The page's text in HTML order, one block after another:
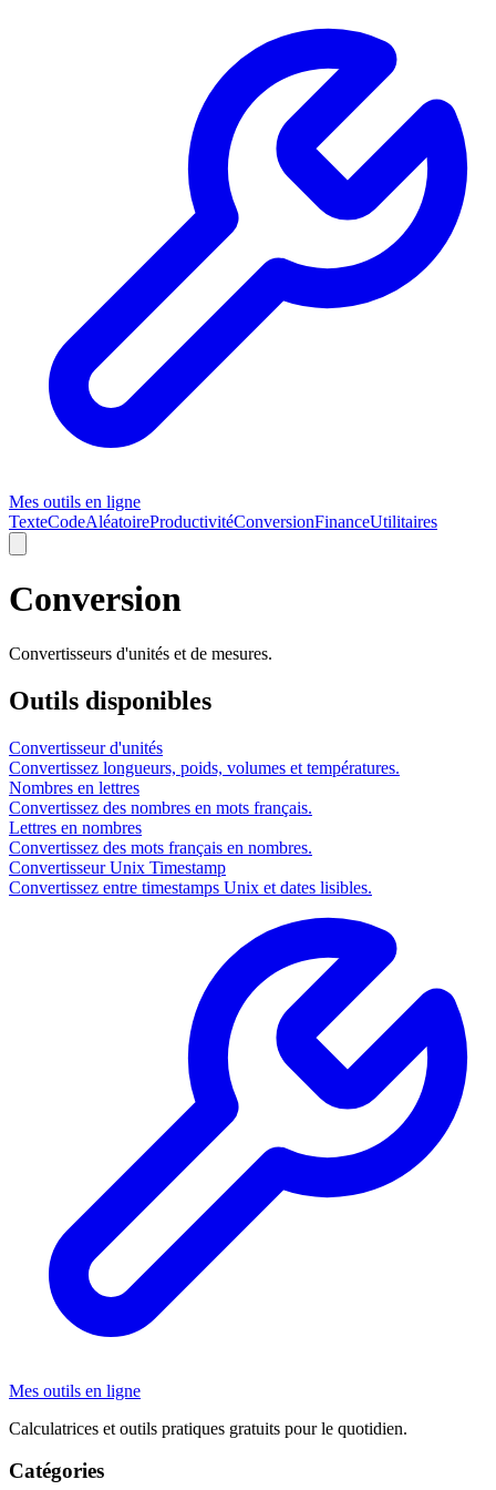
Mes outils en ligne
TexteCodeAléatoireProductivitéConversionFinanceUtilitaires
Conversion
Convertisseurs d'unités et de mesures.
Outils disponibles
Convertisseur d'unités
Convertissez longueurs, poids, volumes et températures.
Nombres en lettres
Convertissez des nombres en mots français.
Lettres en nombres
Convertissez des mots français en nombres.
Convertisseur Unix Timestamp
Convertissez entre timestamps Unix et dates lisibles.
Mes outils en ligne
Calculatrices et outils pratiques gratuits pour le quotidien.
Catégories